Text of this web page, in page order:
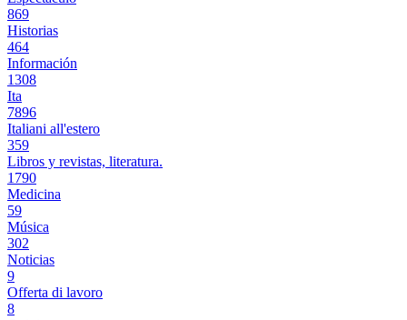
869
Historias
464
Información
1308
Ita
7896
Italiani all'estero
359
Libros y revistas, literatura.
1790
Medicina
59
Música
302
Noticias
9
Offerta di lavoro
8